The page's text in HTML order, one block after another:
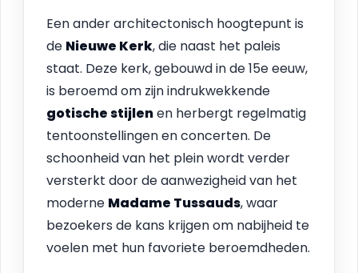
Een ander architectonisch hoogtepunt is
de Nieuwe Kerk, die naast het paleis
staat. Deze kerk, gebouwd in de 15e eeuw,
is beroemd om zijn indrukwekkende
gotische stijlenen herbergt regelmatig
tentoonstellingen en concerten. De
schoonheid van het plein wordt verder
versterkt door de aanwezigheid van het
moderne Madame Tussauds, waar
bezoekers de kans krijgen om nabijheid te
voelen met hun favoriete beroemdheden.